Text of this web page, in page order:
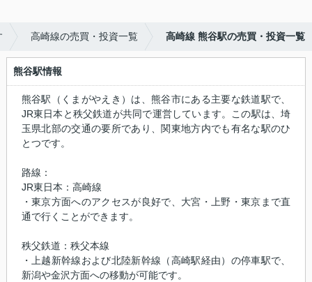
高崎線の売買・投資一覧 高崎線 熊谷駅の売買・投資一覧
熊谷駅情報
熊谷駅（くまがやえき）は、熊谷市にある主要な鉄道駅で、
JR東日本と秩父鉄道が共同で運営しています。この駅は、埼
玉県北部の交通の要所であり、関東地方内でも有名な駅のひ
とつです。
路線：
JR東日本：高崎線
・東京方面へのアクセスが良好で、大宮・上野・東京まで直
通で行くことができます。
秩父鉄道：秩父本線
・上越新幹線および北陸新幹線（高崎駅経由）の停車駅で、
新潟や金沢方面への移動が可能です。